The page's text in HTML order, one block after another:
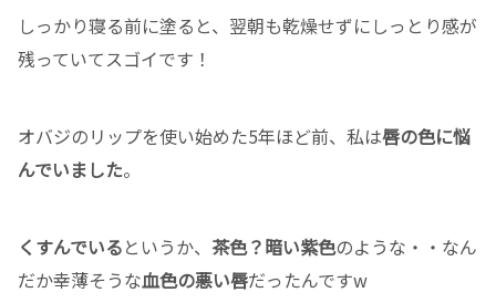
しっかり寝る前に塗ると、翌朝も乾燥せずにしっとり感が
残っていてスゴイです！
オバジのリップを使い始めた5年ほど前、私は唇の色に悩
んでいました。
くすんでいるというか、 茶色？暗い紫色のような・・なん
だか幸薄そうな血色の悪い唇だったんですw